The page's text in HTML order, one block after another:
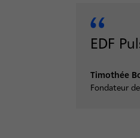
EDF
Timothée
Fondateur